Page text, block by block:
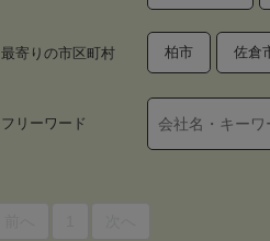
最寄りの市区町村 柏市 佐倉
フリーワード